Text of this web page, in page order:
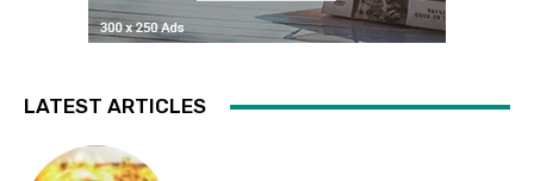
LATEST ARTICLES